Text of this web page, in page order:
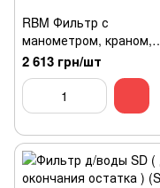
RBM Фильтр с
манометром, краном,
промывной 1"
2 613 грн/шт